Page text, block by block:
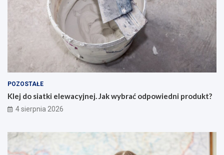
POZOSTAŁE
Klej do siatki elewacyjnej. Jak wybrać odpowiedni produkt?
4 sierpnia 2026